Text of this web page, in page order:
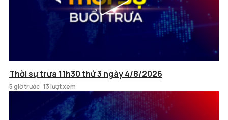
Thời sự trưa 11h30 thứ 3 ngày 4/8/2026
5 giờ trước 13 lượt xem